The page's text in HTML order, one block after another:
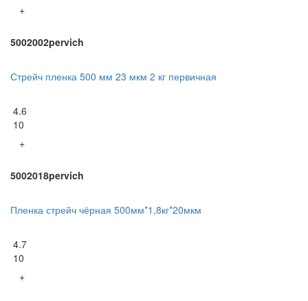
+
5002002pervich
Стрейч пленка 500 мм 23 мкм 2 кг первичная
4.6
10
+
5002018pervich
Пленка стрейч чёрная 500мм*1,8кг*20мкм
4.7
10
+